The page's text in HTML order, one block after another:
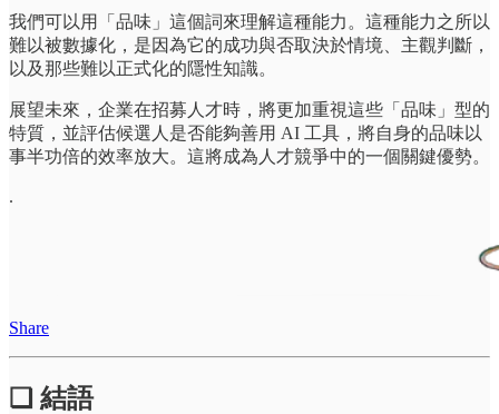
我們可以用「品味」這個詞來理解這種能力。這種能力之所以
難以被數據化，是因為它的成功與否取決於情境、主觀判斷，
以及那些難以正式化的隱性知識。
展望未來，企業在招募人才時，將更加重視這些「品味」型的
特質，並評估候選人是否能夠善用 AI 工具，將自身的品味以
事半功倍的效率放大。這將成為人才競爭中的一個關鍵優勢。
.
Share
❏ 結語